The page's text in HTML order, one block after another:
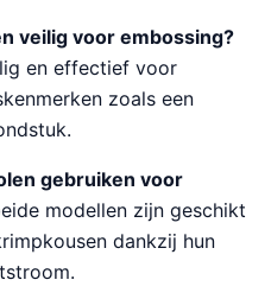
veilig voor embossing?
en effectief voor
zoals een
gebruiken voor
modellen zijn geschikt
dankzij hun